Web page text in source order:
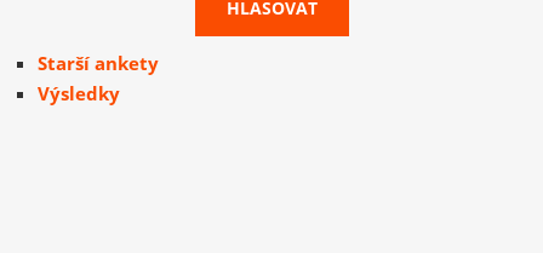
Starší ankety
Výsledky